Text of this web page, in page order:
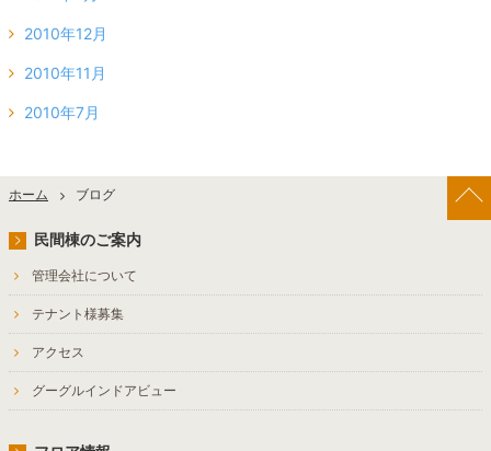
2010年12月
2010年11月
2010年7月
ホーム ブログ
民間棟のご案内
管理会社について
テナント様募集
アクセス
グーグルインドアビュー